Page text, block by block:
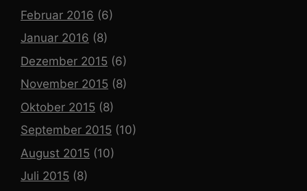
Februar 2016 (6)
Januar 2016 (8)
Dezember 2015 (6)
November 2015 (8)
Oktober 2015 (8)
September 2015 (10)
August 2015 (10)
Juli 2015 (8)